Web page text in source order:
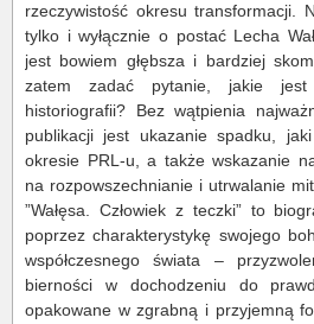
rzeczywistość okresu transformacji.
tylko i wyłącznie o postać Lecha
jest bowiem głębsza i bardziej
zatem zadać pytanie, jakie
historiografii? Bez wątpienia
publikacji jest ukazanie spadku,
okresie PRL-u, a także wskazanie
na rozpowszechnianie i utrwalanie
”Wałęsa. Człowiek z teczki” to
poprzez charakterystykę swojego
współczesnego świata –
bierności w dochodzeniu do
opakowane w zgrabną i przyjemną